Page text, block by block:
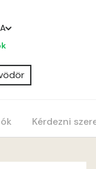
Kérdezni